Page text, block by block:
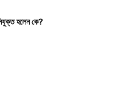
হলেন কে?